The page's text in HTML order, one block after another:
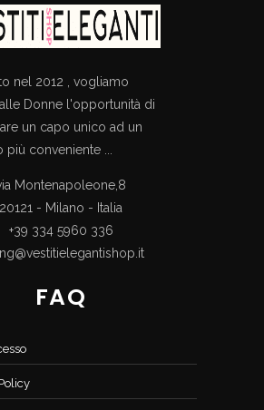
nel 2012 , vogliamo
Donne l'opportunità di
un capo unico ad un
più conveniente ...
Montenapoleone,8
20121 - Milano - Italia
+39 334 5960 336
FAQ